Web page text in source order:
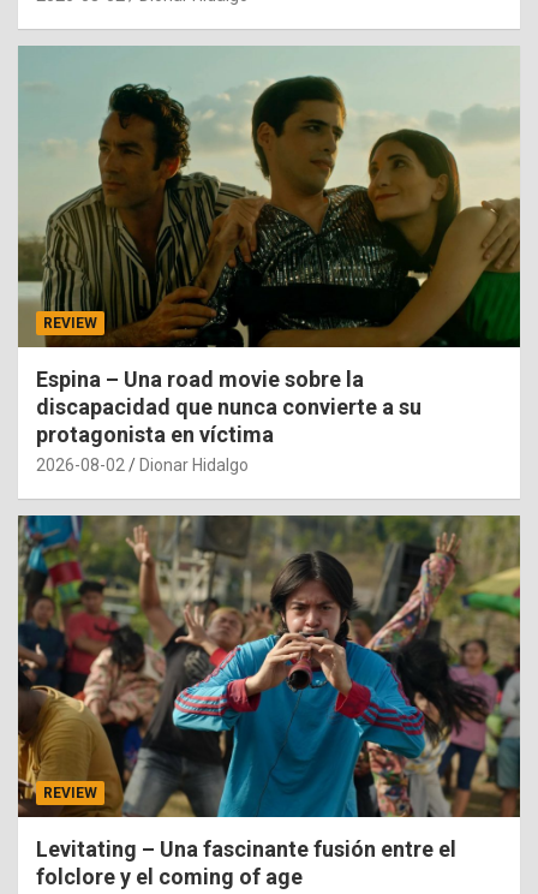
REVIEW
Espina – Una road movie sobre la
discapacidad que nunca convierte a su
protagonista en víctima
2026-08-02 Dionar Hidalgo
REVIEW
Levitating – Una fascinante fusión entre el
folclore y el coming of age